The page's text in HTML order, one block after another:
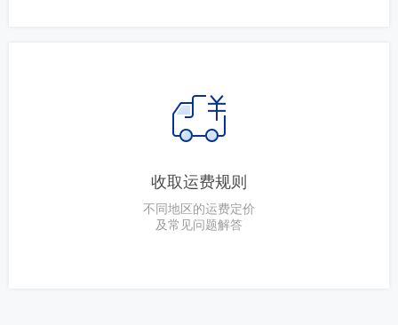
收取运费规则
不同地区的运费定价
及常见问题解答